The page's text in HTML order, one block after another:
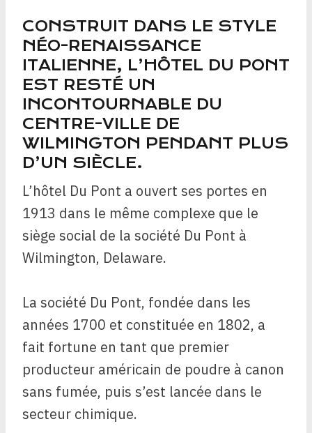
CONSTRUIT DANS LE STYLE
NÉO-RENAISSANCE
ITALIENNE, L’HÔTEL DU PONT
EST RESTÉ UN
INCONTOURNABLE DU
CENTRE-VILLE DE
WILMINGTON PENDANT PLUS
D’UN SIÈCLE.
L’hôtel Du Pont a ouvert ses portes en
1913 dans le même complexe que le
siège social de la société Du Pont à
Wilmington, Delaware.
La société Du Pont, fondée dans les
années 1700 et constituée en 1802, a
fait fortune en tant que premier
producteur américain de poudre à canon
sans fumée, puis s’est lancée dans le
secteur chimique.